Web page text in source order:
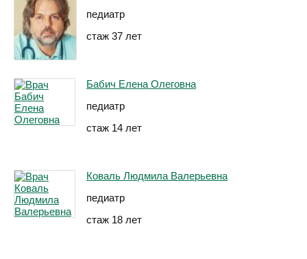
педиатр
стаж 37 лет
Бабич Елена Олеговна
педиатр
стаж 14 лет
Коваль Людмила Валерьевна
педиатр
стаж 18 лет